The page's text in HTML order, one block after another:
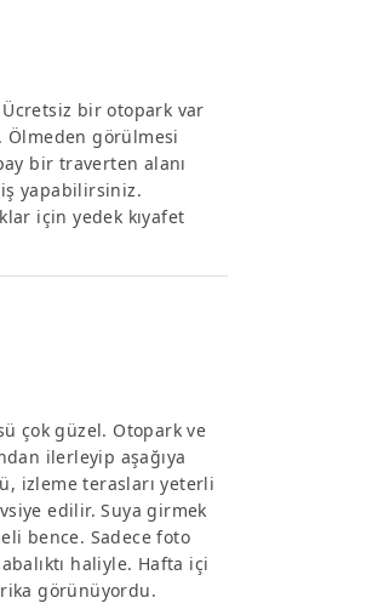
Ücretsiz bir otopark var
görülmesi
bir traverten alanı
yapabilirsiniz.
için yedek kıyafet
çok güzel. Otopark ve
ilerleyip aşağıya
izleme terasları yeterli
edilir. Suya girmek
bence. Sadece foto
haliyle. Hafta içi
görünüyordu.